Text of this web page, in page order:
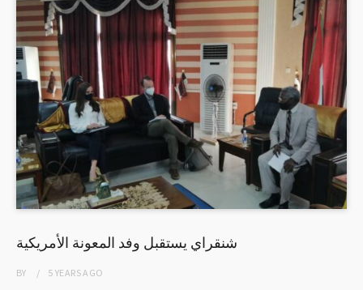
شنقراي يستقبل وفد المعونة الأمريكية
BY 5 YEARSAGO